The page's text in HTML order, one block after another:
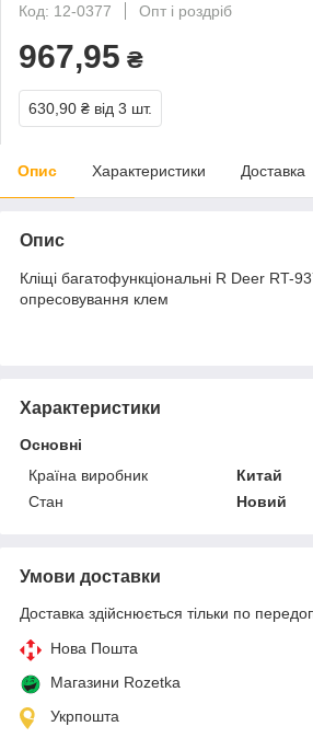
Код: 12-0377
Опт і роздріб
967,95 ₴
630,90 ₴ від 3 шт.
Опис Характеристики Доставка
Опис
Кліщі багатофункціональні R Deer RT-
опресовування клем
Характеристики
Основні
Країна виробник
Китай
Стан
Новий
Умови доставки
Доставка здійснюється тільки по
Нова Пошта
Магазини Rozetka
Укрпошта